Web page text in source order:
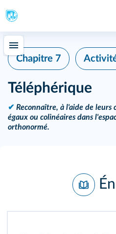
Chapitre 7
Téléphérique
✔ Reconnaître, à l'aide de leurs
égaux ou colinéaires dans
orthonormé.